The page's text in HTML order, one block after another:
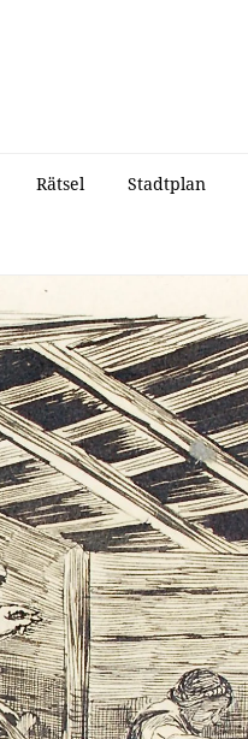
Rätsel Stadtplan